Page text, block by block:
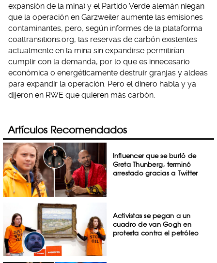
expansión de la mina) y el Partido Verde alemán niegan
que la operación en Garzweiler aumente las emisiones
contaminantes, pero, según informes de la plataforma
coaltransitions.org, las reservas de carbón existentes
actualmente en la mina sin expandirse permitirían
cumplir con la demanda, por lo que es innecesario
económica o energéticamente destruir granjas y aldeas
para expandir la operación. Pero el dinero habla y ya
dijeron en RWE que quieren más carbón.
Artículos Recomendados
Influencer que se burló de
Greta Thunberg, terminó
arrestado gracias a Twitter
Activistas se pegan a un
cuadro de van Gogh en
protesta contra el petróleo